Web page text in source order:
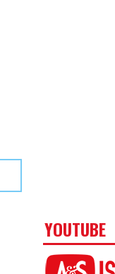
YOUTUBE